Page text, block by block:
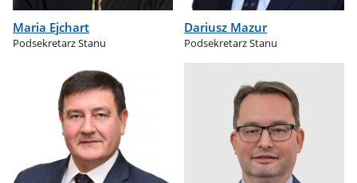
Maria Ejchart
Podsekretarz Stanu
Dariusz Mazur
Podsekretarz Stanu